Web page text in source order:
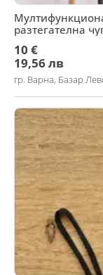
разтегателна
10 €
19,56 лв
гр. Варна, Базар